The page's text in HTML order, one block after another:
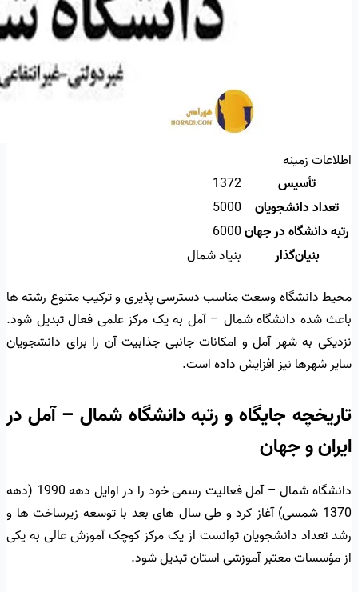
اطلاعات زمینه
تأسیس
1372
تعداد دانشجویان
5000
رتبه دانشگاه در جهان6000
بنیان‌گذار
بنیاد شمال
محیط دانشگاه وسعت مناسب دسترسی پذیری و ترکیب متنوع رشته ها
باعث شده دانشگاه شمال – آمل به یک مرکز علمی فعال تبدیل شود.
نزدیکی به شهر آمل و امکانات جانبی جذابیت آن را برای دانشجویان
سایر شهرها نیز افزایش داده است.
تاریخچه جایگاه و رتبه دانشگاه شمال – آمل در
ایران و جهان
دانشگاه شمال – آمل فعالیت رسمی خود را در اوایل دهه 1990 (دهه
1370 شمسی) آغاز کرد و طی سال های بعد با توسعه زیرساخت ها و
رشد تعداد دانشجویان توانست از یک مرکز کوچک آموزش عالی به یکی
از مؤسسات معتبر آموزشی استان تبدیل شود.